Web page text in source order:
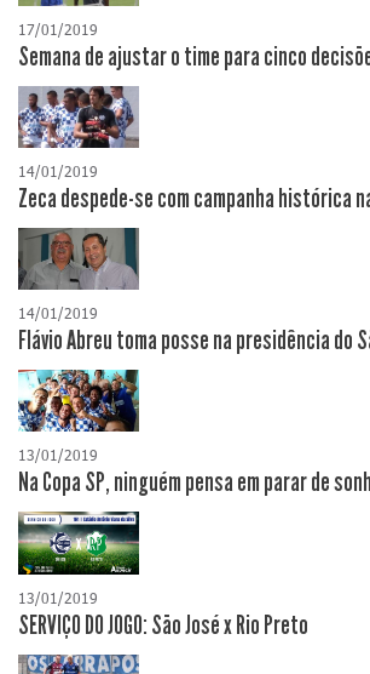
17/01/2019
Semana de ajustar o time para cinco
14/01/2019
Zeca despede-se com campanha histórica
14/01/2019
Flávio Abreu toma posse na presidência do
13/01/2019
Na Copa SP, ninguém pensa em parar de
13/01/2019
SERVIÇO DO JOGO: São José x Rio Preto